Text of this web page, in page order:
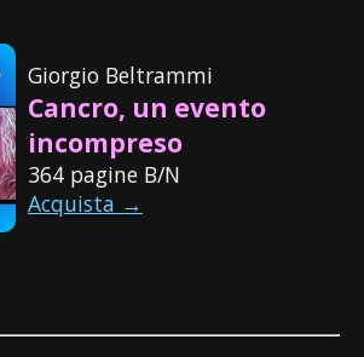
Giorgio Beltrammi
Cancro, un evento
incompreso
364 pagine B/N
Acquista →